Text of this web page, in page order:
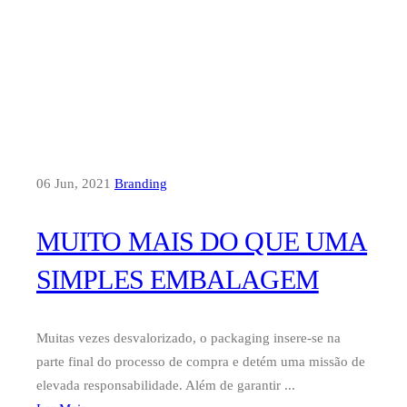
06 Jun, 2021 Branding
MUITO MAIS DO QUE UMA
SIMPLES EMBALAGEM
Muitas vezes desvalorizado, o packaging insere-se na
parte final do processo de compra e detém uma missão de
elevada responsabilidade. Além de garantir ...